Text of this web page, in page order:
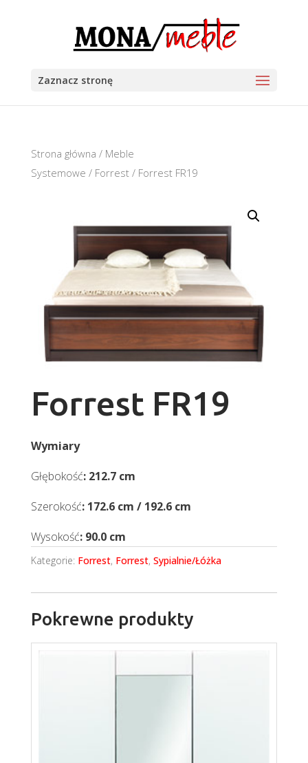
Zaznacz stronę
Strona główna / Meble
Systemowe / Forrest/ Forrest FR19
Forrest FR19
Wymiary
Głębokość: 212.7 cm
Szerokość: 172.6 cm / 192.6 cm
Wysokość: 90.0 cm
Kategorie: Forrest, Forrest, Sypialnie/Łóżka
Pokrewne produkty